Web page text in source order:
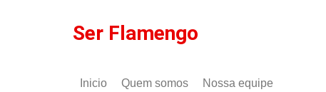
Ser Flamengo
Inicio Quem somos Nossa equipe